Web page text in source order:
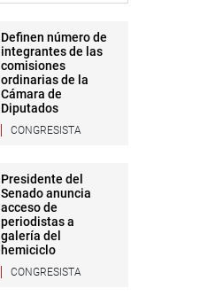
Definen número de
integrantes de las
comisiones
ordinarias de la
Cámara de
Diputados
CONGRESISTA
Presidente del
Senado anuncia
acceso de
periodistas a
galería del
hemiciclo
CONGRESISTA